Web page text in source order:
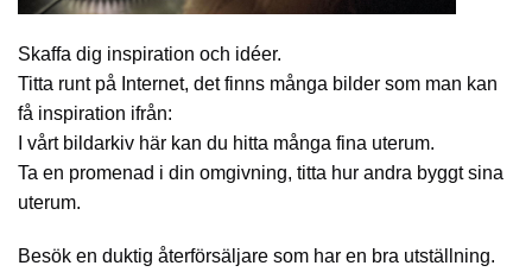
Skaffa dig inspiration och idéer.
Titta runt på Internet, det finns många bilder som man kan
få inspiration ifrån:
I vårt bildarkiv här kan du hitta många fina uterum.
Ta en promenad i din omgivning, titta hur andra byggt sina
uterum.
Besök en duktig återförsäljare som har en bra utställning.